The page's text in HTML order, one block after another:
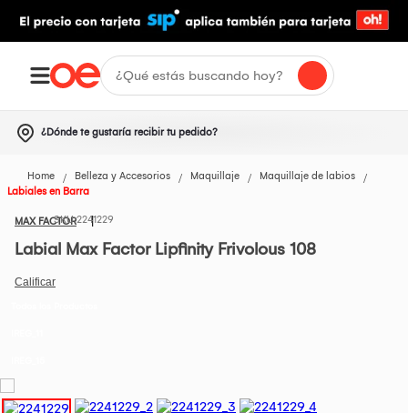
¿Dónde te gustaría recibir tu pedido?
Home Belleza y Accesorios Maquillaje
Maquillaje de labios
Labiales en Barra
MAX FACTOR2241229
Labial Max Factor Lipfinity Frivolous 108